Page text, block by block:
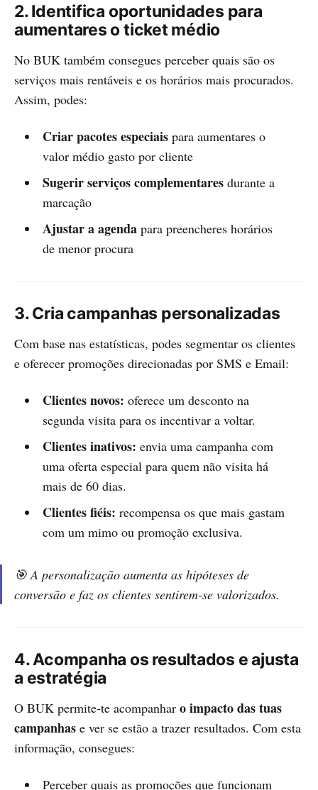
2. Identifica oportunidades para
aumentares o ticket médio
No BUK também consegues perceber quais são os
serviços mais rentáveis e os horários mais procurados.
Assim, podes:
Criar pacotes especiaispara aumentares o
valor médio gasto por cliente
Sugerir serviços complementaresdurante a
marcação
Ajustar a agendapara preencheres horários
de menor procura
3. Cria campanhas personalizadas
Com base nas estatísticas, podes segmentar os clientes
e oferecer promoções direcionadas por SMS e Email:
Clientes novos: oferece um desconto na
segunda visita para os incentivar a voltar.
Clientes inativos: envia uma campanha com
uma oferta especial para quem não visita há
mais de 60 dias.
Clientes fiéis: recompensa os que mais gastam
com um mimo ou promoção exclusiva.
🎯A personalização aumenta as hipóteses de
conversão e faz os clientes sentirem-se valorizados.
4. Acompanha os resultados e ajusta
a estratégia
O BUK permite-te acompanhar o impacto das tuas
campanhas e ver se estão a trazer resultados. Com esta
informação, consegues:
Perceber quais as promoções que funcionam